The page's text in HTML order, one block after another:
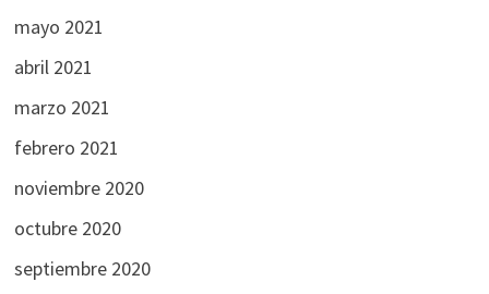
mayo 2021
abril 2021
marzo 2021
febrero 2021
noviembre 2020
octubre 2020
septiembre 2020